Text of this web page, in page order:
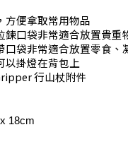
方便拿取常用物品
鍊口袋非常適合放置貴重
口袋非常適合放置零食、
以掛燈在背包上
行山杖附件
18cm